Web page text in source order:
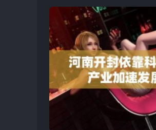
章，为未来的城市发展...